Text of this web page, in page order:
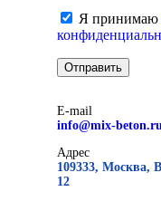
Я принимаю
E-mail
info@mix-
Адрес
109333, Москва,
12